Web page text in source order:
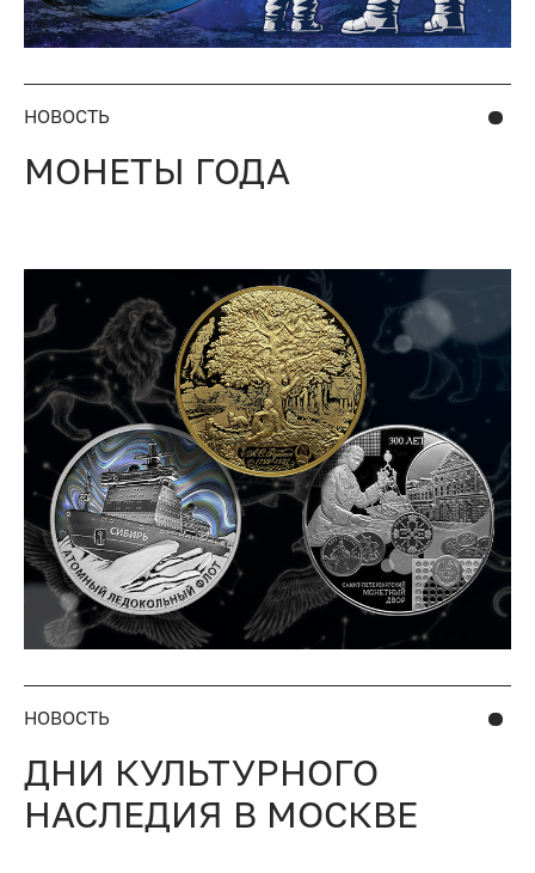
НОВОСТЬ
МОНЕТЫ ГОДА
НОВОСТЬ
ДНИ КУЛЬТУРНОГО
НАСЛЕДИЯ В МОСКВЕ